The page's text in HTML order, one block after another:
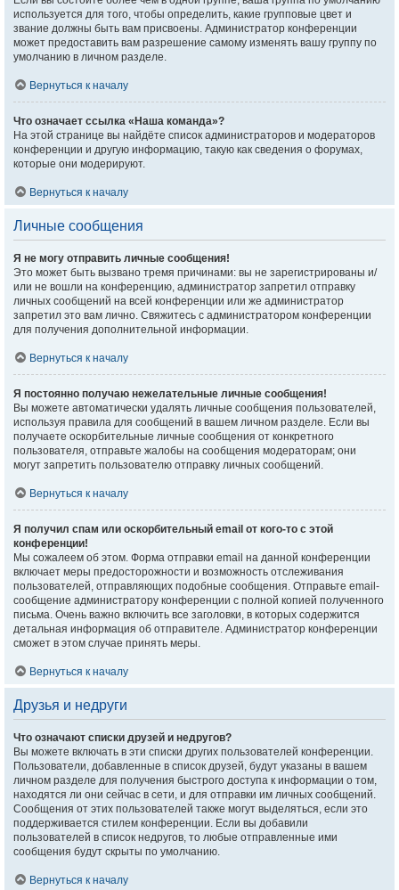
используется для того, чтобы определить, какие групповые цвет и
звание должны быть вам присвоены. Администратор конференции
может предоставить вам разрешение самому изменять вашу группу по
умолчанию в личном разделе.
Вернуться к началу
Что означает ссылка «Наша команда»?
На этой странице вы найдёте список администраторов и модераторов
конференции и другую информацию, такую как сведения о форумах,
которые они модерируют.
Вернуться к началу
Личные сообщения
Я не могу отправить личные сообщения!
Это может быть вызвано тремя причинами: вы не зарегистрированы и/
или не вошли на конференцию, администратор запретил отправку
личных сообщений на всей конференции или же администратор
запретил это вам лично. Свяжитесь с администратором конференции
для получения дополнительной информации.
Вернуться к началу
Я постоянно получаю нежелательные личные сообщения!
Вы можете автоматически удалять личные сообщения пользователей,
используя правила для сообщений в вашем личном разделе. Если вы
получаете оскорбительные личные сообщения от конкретного
пользователя, отправьте жалобы на сообщения модераторам; они
могут запретить пользователю отправку личных сообщений.
Вернуться к началу
Я получил спам или оскорбительный email от кого-то с этой
конференции!
Мы сожалеем об этом. Форма отправки email на данной конференции
включает меры предосторожности и возможность отслеживания
пользователей, отправляющих подобные сообщения. Отправьте email-
сообщение администратору конференции с полной копией полученного
письма. Очень важно включить все заголовки, в которых содержится
детальная информация об отправителе. Администратор конференции
сможет в этом случае принять меры.
Вернуться к началу
Друзья и недруги
Что означают списки друзей и недругов?
Вы можете включать в эти списки других пользователей конференции.
Пользователи, добавленные в список друзей, будут указаны в вашем
личном разделе для получения быстрого доступа к информации о том,
находятся ли они сейчас в сети, и для отправки им личных сообщений.
Сообщения от этих пользователей также могут выделяться, если это
поддерживается стилем конференции. Если вы добавили
пользователей в список недругов, то любые отправленные ими
сообщения будут скрыты по умолчанию.
Вернуться к началу